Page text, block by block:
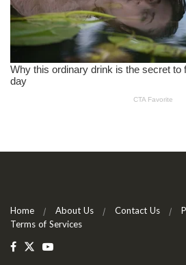
Home About Us Contact Us
Terms of Services